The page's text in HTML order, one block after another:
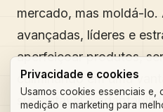
mercado, mas moldá-
avançadas, líderes e
aperfeiçoar produtos,
culminando em uma
sustentável e
Privacidade e cookies
Usamos cookies essenciais e,
medição e marketing para